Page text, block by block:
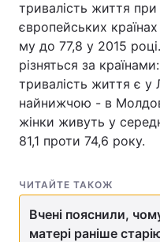
тривалість життя
європейських
му до 77,8 у 2015
різняться за
тривалість життя є
найнижчою - в
жінки живуть у
81,1 проти 74,6 року.
ЧИТАЙТЕ ТАКОЖ
Вчені пояснили,
матері раніше